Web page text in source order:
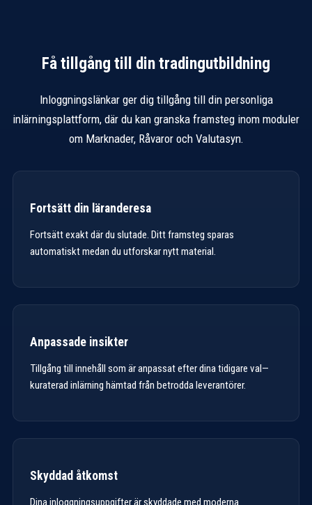
1
Få tillgång till din tradingutbildning
Inloggningslänkar ger dig tillgång till din personliga
inlärningsplattform, där du kan granska framsteg inom moduler
om Marknader, Råvaror och Valutasyn.
Fortsätt din läranderesa
Fortsätt exakt där du slutade. Ditt framsteg sparas
automatiskt medan du utforskar nytt material.
Anpassade insikter
Tillgång till innehåll som är anpassat efter dina tidigare val—
kuraterad inlärning hämtad från betrodda leverantörer.
Skyddad åtkomst
Dina inloggningsuppgifter är skyddade med moderna